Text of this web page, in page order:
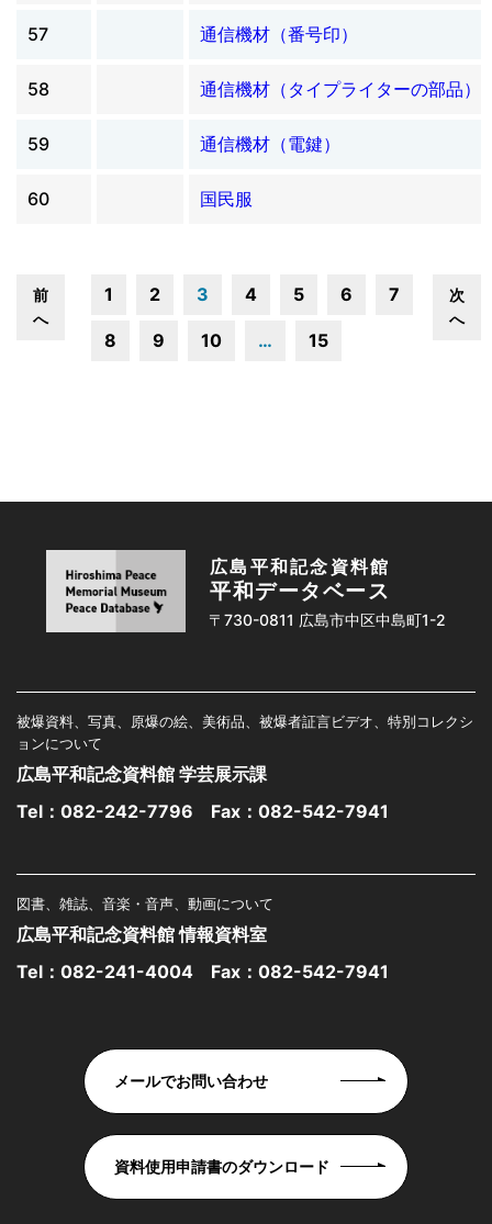
57 通信機材（番号印）
58 通信機材（タイプライターの部品）
59 通信機材（電鍵）
60 国民服
前
へ
1 2 3 4 5 6 7
8 9 10 … 15
次
へ
広島平和記念資料館
平和データベース
〒730-0811 広島市中区中島町1-2
被爆資料、写真、原爆の絵、美術品、被爆者証言ビデオ、特別コレクシ
ョンについて
広島平和記念資料館 学芸展示課
Tel： 082-242-7796 Fax：082-542-7941
図書、雑誌、音楽・音声、動画について
広島平和記念資料館 情報資料室
Tel： 082-241-4004 Fax：082-542-7941
メールでお問い合わせ
資料使用申請書のダウンロード